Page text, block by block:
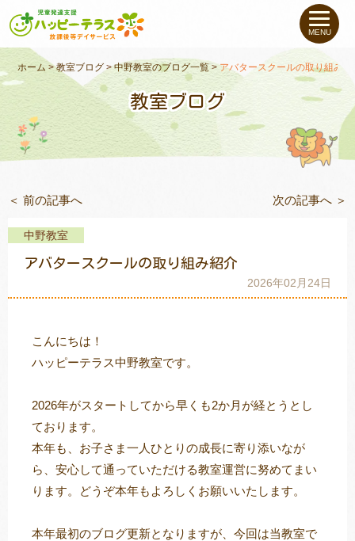
私たちについて
未就学のお子さま（０〜６才）
小学生〜高校生のお子さま
支援事例
教室一覧
MENU
ホーム >教室ブログ>中野教室のブログ一覧>アバタースクールの取り組み紹
教室ブログ
＜ 前の記事へ 次の記事へ ＞
中野教室
アバタースクールの取り組み紹介
2026年02月24日
こんにちは！
ハッピーテラス中野教室です。
2026年がスタートしてから早くも2か月が経とうとし
ております。
本年も、お子さま一人ひとりの成長に寄り添いなが
ら、安心して通っていただける教室運営に努めてまい
ります。どうぞ本年もよろしくお願いいたします。
本年最初のブログ更新となりますが、今回は当教室で